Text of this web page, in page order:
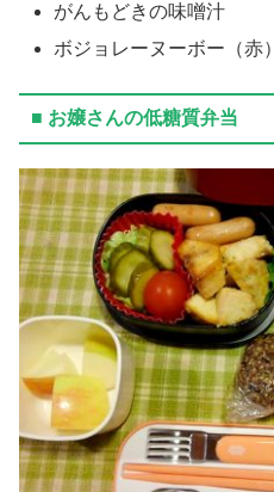
がんもどきの味噌汁
ボジョレーヌーボー（赤）
■ お嬢さんの低糖質弁当